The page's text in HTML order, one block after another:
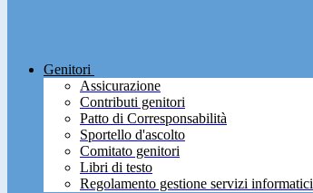
Genitori
Assicurazione
Contributi genitori
Patto di Corresponsabilità
Sportello d'ascolto
Comitato genitori
Libri di testo
Regolamento gestione servizi informatici